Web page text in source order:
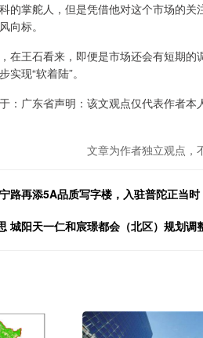
的掌舵人，但是凭借他对这个市场的
向标。
在王石看来，即便是市场还会有短期
现“软着陆”。
：广东省声明：该文观点仅代表作者
文章为作者独立观点，
路再添5A品质写字楼，入驻普陀正当时
城阳天一仁和宸璟都会（北区）规划调